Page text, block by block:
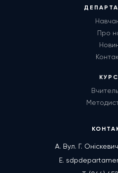
Про
А. Вул. Г.
E.